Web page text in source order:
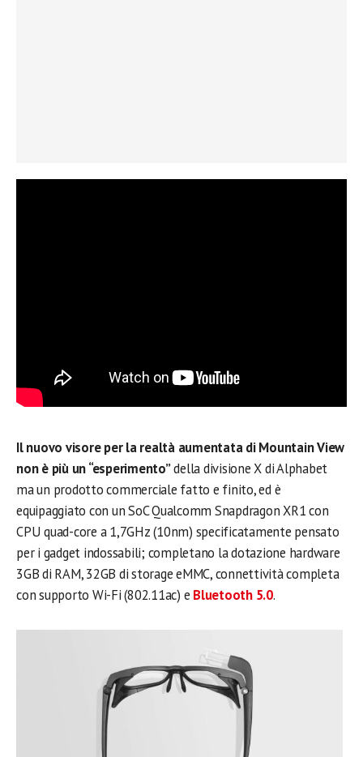
Il nuovo visore per la realtà aumentata di Mountain View
non è più un “esperimento”della divisione X di Alphabet
ma un prodotto commerciale fatto e finito, ed è
equipaggiato con un SoC Qualcomm Snapdragon XR1 con
CPU quad-core a 1,7GHz (10nm) specificatamente pensato
per i gadget indossabili; completano la dotazione hardware
3GB di RAM, 32GB di storage eMMC, connettività completa
con supporto Wi-Fi (802.11ac) e Bluetooth 5.0.